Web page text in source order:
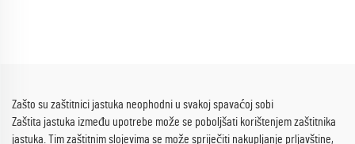
Zašto su zaštitnici jastuka neophodni u svakoj spavaćoj sobi
Zaštita jastuka između upotrebe može se poboljšati korištenjem zaštitnika
jastuka. Tim zaštitnim slojevima se može spriječiti nakupljanje prljavštine,